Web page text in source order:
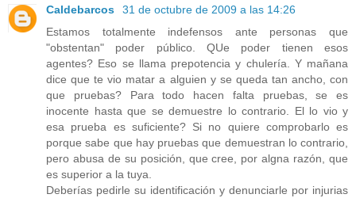
Caldebarcos
31 de octubre de 2009 a las 14:26
Estamos totalmente indefensos ante personas que
"obstentan" poder público. QUe poder tienen esos
agentes? Eso se llama prepotencia y chulería. Y mañana
dice que te vio matar a alguien y se queda tan ancho, con
que pruebas? Para todo hacen falta pruebas, se es
inocente hasta que se demuestre lo contrario. El lo vio y
esa prueba es suficiente? Si no quiere comprobarlo es
porque sabe que hay pruebas que demuestran lo contrario,
pero abusa de su posición, que cree, por algna razón, que
es superior a la tuya.
Deberías pedirle su identificación y denunciarle por injurias